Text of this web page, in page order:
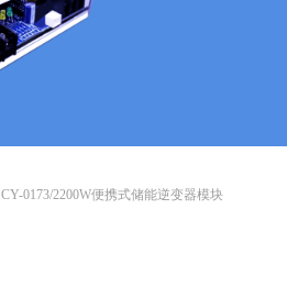
CY-0173/2200W便携式储能逆变器模块